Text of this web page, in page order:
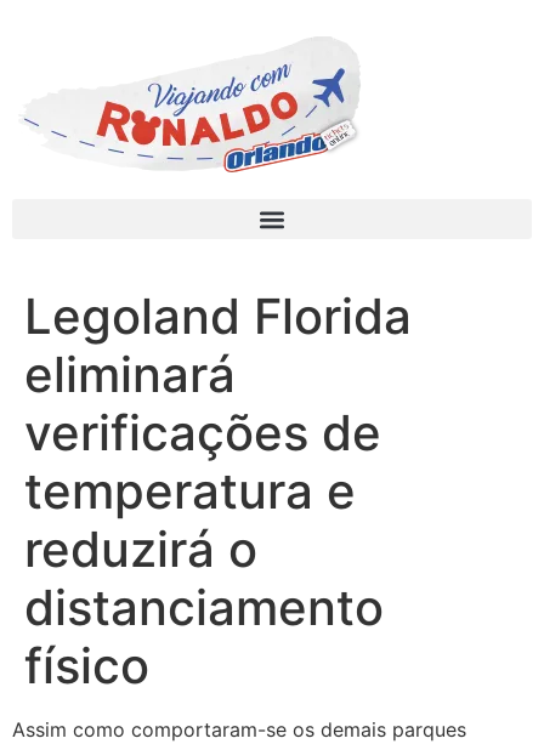
Legoland Florida
eliminará
verificações de
temperatura e
reduzirá o
distanciamento
físico
Assim como comportaram-se os demais parques